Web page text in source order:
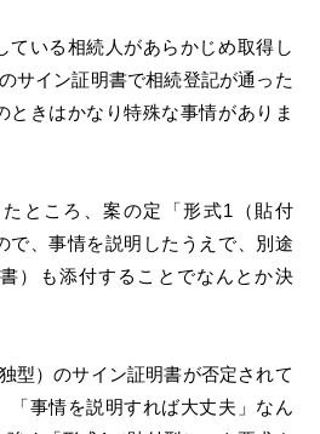
ている相続人があらかじめ取得し
サイン証明書で相続登記が通った
ときはかなり特殊な事情がありま
ところ、案の定「形式1（貼付
で、事情を説明したうえで、別途
）も添付することでなんとか決
型）のサイン証明書が否定されて
「事情を説明すれば大丈夫」なん